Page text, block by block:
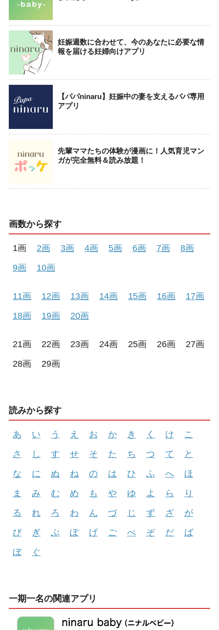
妊娠週数に合わせて、今のあなたに必要な情
報を届ける妊婦向けアプリ
【パパninaru】妊娠中の妻を支えるパパ専用
アプリ
先輩ママたちの体験が漫画に！人気育児マン
ガが完全無料＆読み放題！
画数から探す
1画 2画 3画 4画 5画 6画 7画
8画
9画
10画
11画 12画 13画 14画 15画 16画
17画
18画
19画 20画
21画 22画 23画 24画 25画 26画
27画
28画
29画
読みから探す
あ い う え お か き く け
こ
さ
し す せ そ た ち つ て
と
な
に ぬ ね の は ひ ふ へ
ほ
ま
み む め も や ゆ よ ら
り
る
れ ろ わ ん づ じ ず ざ
が
び
ぎ ぶ ぽ げ ご べ ぞ だ
ば
ぼ
ぐ
一期一名の関連アプリ